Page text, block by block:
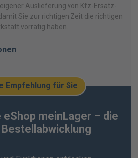
Auslieferung von Kfz-Ersatz-
Sie zur richtigen Zeit die richtigen
vorrätig haben.
Empfehlung für Sie
eShop meinLager – die